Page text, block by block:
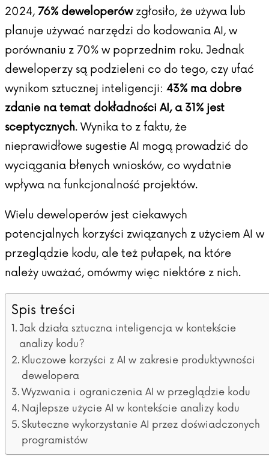
2024, 76% deweloperówzgłosiło, że używa lub
planuje używać narzędzi do kodowania AI, w
porównaniu z 70% w poprzednim roku. Jednak
deweloperzy są podzieleni co do tego, czy ufać
wynikom sztucznej inteligencji: 43% ma dobre
zdanie na temat dokładności AI, a 31% jest
sceptycznych. Wynika to z faktu, że
nieprawidłowe sugestie AI mogą prowadzić do
wyciągania błenych wniosków, co wydatnie
wpływa na funkcjonalność projektów.
Wielu deweloperów jest ciekawych
potencjalnych korzyści związanych z użyciem AI w
przeglądzie kodu, ale też pułapek, na które
należy uważać, omówmy więc niektóre z nich.
Spis treści
Jak działa sztuczna inteligencja w kontekście
analizy kodu?
Kluczowe korzyści z AI w zakresie produktywności
dewelopera
Wyzwania i ograniczenia AI w przeglądzie kodu
Najlepsze użycie AI w kontekście analizy kodu
Skuteczne wykorzystanie AI przez doświadczonych
programistów